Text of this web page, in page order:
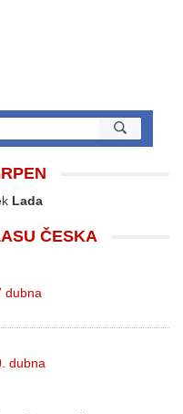
Lada
ČESKA
dubna
dubna